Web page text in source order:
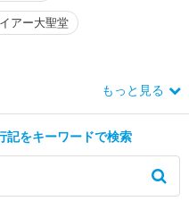
アー大聖堂
もっと見る
記をキーワードで検索